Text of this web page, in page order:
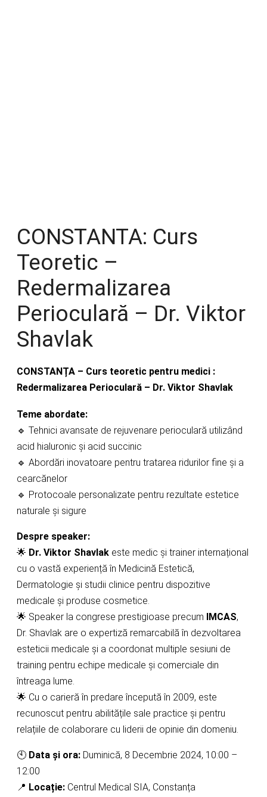
CONSTANTA: Curs
Teoretic –
Redermalizarea
Perioculară – Dr. Viktor
Shavlak
CONSTANȚA – Curs teoretic pentru medici :
Redermalizarea Perioculară – Dr. Viktor Shavlak
Teme abordate:
🔹 Tehnici avansate de rejuvenare perioculară utilizând
acid hialuronic și acid succinic
🔹 Abordări inovatoare pentru tratarea ridurilor fine și a
cearcănelor
🔹 Protocoale personalizate pentru rezultate estetice
naturale și sigure
Despre speaker:
🌟 Dr. Viktor Shavlak este medic și trainer internațional
cu o vastă experiență în Medicină Estetică,
Dermatologie și studii clinice pentru dispozitive
medicale și produse cosmetice.
🌟 Speaker la congrese prestigioase precum
IMCAS,
Dr. Shavlak are o expertiză remarcabilă în dezvoltarea
esteticii medicale și a coordonat multiple sesiuni de
training pentru echipe medicale și comerciale din
întreaga lume.
🌟 Cu o carieră în predare începută în 2009, este
recunoscut pentru abilitățile sale practice și pentru
relațiile de colaborare cu liderii de opinie din domeniu.
🕙 Data și ora: Duminică, 8 Decembrie 2024, 10:00 –
12:00
📍 Locație: Centrul Medical SIA, Constanța